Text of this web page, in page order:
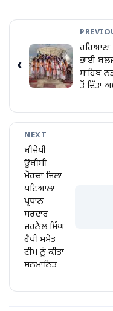
‹
ਹਰਿਆਣਾ
ਭਾਈ
ਸਾਹਿਬ
ਤੋਂ ਦਿੱਤਾ
NEXT
ਬੀਜੇਪੀ
ਉਬੀਸੀ
ਮੋਰਚਾ ਜਿਲਾ
ਪਟਿਆਲਾ
ਪ੍ਰਧਾਨ
ਸਰਦਾਰ
ਜਰਨੈਲ ਸਿੰਘ
ਹੈਪੀ ਸਮੇਤ
ਟੀਮ ਨੂੰ ਕੀਤਾ
ਸਨਮਾਨਿਤ